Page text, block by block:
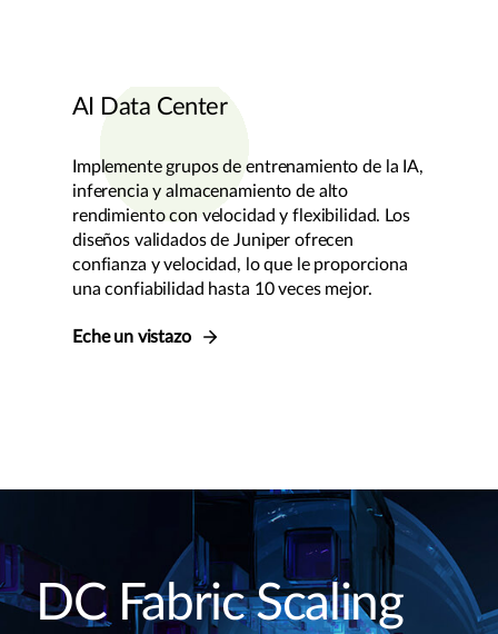
AI Data Center
Implemente grupos de entrenamiento de la IA,
inferencia y almacenamiento de alto
rendimiento con velocidad y flexibilidad. Los
diseños validados de Juniper ofrecen
confianza y velocidad, lo que le proporciona
una confiabilidad hasta 10 veces mejor.
Eche un vistazo
DC Fabric Scaling